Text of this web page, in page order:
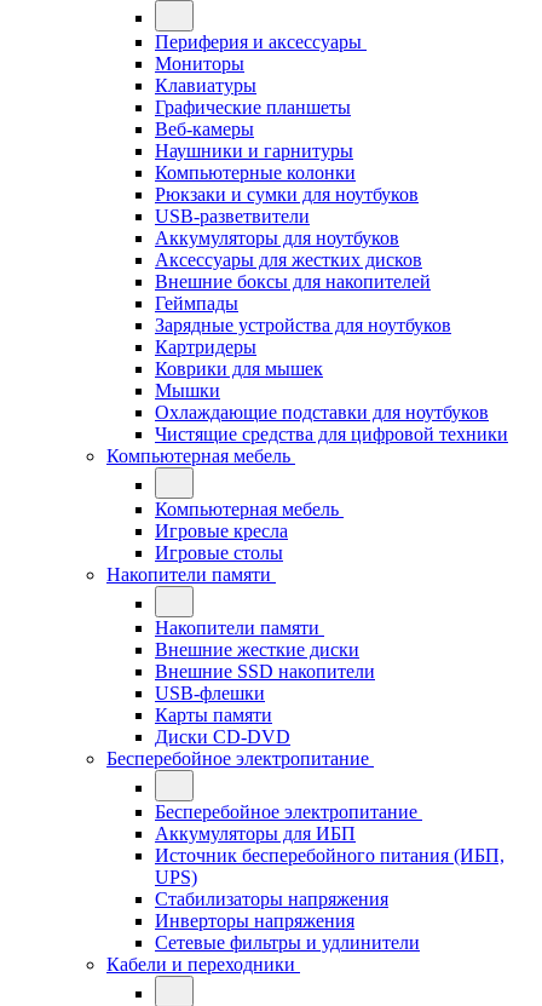
Периферия и аксессуары
Мониторы
Клавиатуры
Графические планшеты
Веб-камеры
Наушники и гарнитуры
Компьютерные колонки
Рюкзаки и сумки для ноутбуков
USB-разветвители
Аккумуляторы для ноутбуков
Аксессуары для жестких дисков
Внешние боксы для накопителей
Геймпады
Зарядные устройства для ноутбуков
Картридеры
Коврики для мышек
Мышки
Охлаждающие подставки для ноутбуков
Чистящие средства для цифровой техники
Компьютерная мебель
Компьютерная мебель
Игровые кресла
Игровые столы
Накопители памяти
Накопители памяти
Внешние жесткие диски
Внешние SSD накопители
USB-флешки
Карты памяти
Диски CD-DVD
Бесперебойное электропитание
Бесперебойное электропитание
Аккумуляторы для ИБП
Источник бесперебойного питания (ИБП,
UPS)
Стабилизаторы напряжения
Инверторы напряжения
Сетевые фильтры и удлинители
Кабели и переходники